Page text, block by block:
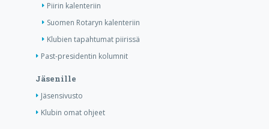
Piirin kalenteriin
Suomen Rotaryn kalenteriin
Klubien tapahtumat piirissä
Past-presidentin kolumnit
Jäsenille
Jäsensivusto
Klubin omat ohjeet